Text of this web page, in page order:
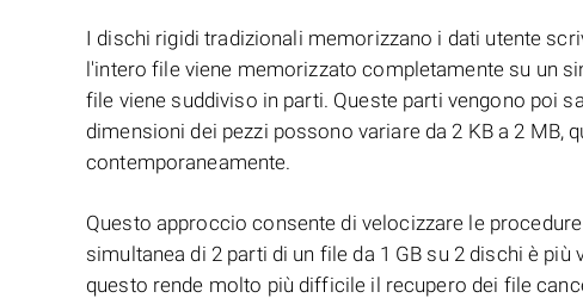
I dischi rigidi tradizionali memorizzano i dati utente
l'intero file viene memorizzato completamente su un
file viene suddiviso in parti. Queste parti vengono poi
dimensioni dei pezzi possono variare da 2 KB a 2 MB,
contemporaneamente.
Questo approccio consente di velocizzare le
simultanea di 2 parti di un file da 1 GB su 2 dischi è
questo rende molto più difficile il recupero dei file